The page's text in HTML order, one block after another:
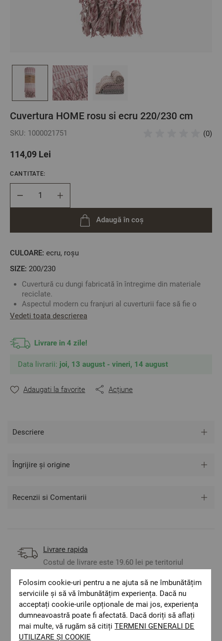
Cuvertura HOME rosu si ecru 220/230 cm
SKU: 1000021751 (0)
114,09 Lei
CULOARE: ecru, roșu
SIZE: 200/230
Cuvertură cu dungi fabricată în întregime din materiale
reciclate.
Aspectul modern cu franjuri al cuverturii face să fie o
alegere potrivită pentru casa dumneavoastră.
Foarte moale și plăcută la atingere datorită bumbacului
Culoare: roșu și ecru
Mărime: 220/230 cm / mărimea include franjurii
Vedeti toata descrierea
Livrare in 4 zile!
Data livrarii: joi, 13 august - vineri, 14 august
CANTITATE:
Adaugă în coș
Adaugati la favorite Acțiune
Descriere
Îngrijire și origine
Recenzii si Comentarii
Livrare rapida
Costul de livrare este 19.60 lei pe teritoriul
ОЕКО-ТЕX STANDARD 100
Materiale textile care sunt sigure pentru
sănătatea dumneavoastră.
Design autentic
Culori și imprimeuri pentru orice stil și
Folosim cookie-uri pentru a ne ajuta să ne îmbunătățim
serviciile și să vă îmbunătățim experiența. Dacă nu
acceptați cookie-urile opționale de mai jos, experiența
dumneavoastră poate fi afectată. Dacă doriți să aflați
mai multe, vă rugăm să citițiTERMENI GENERALI DE
UTILIZARE ȘI COOKIE